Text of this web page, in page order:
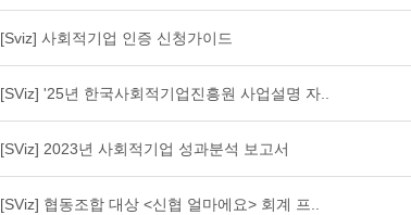
[Sviz] 사회적기업 인증 신청가이드
[SViz] '25년 한국사회적기업진흥원 사업설명 자..
[SViz] 2023년 사회적기업 성과분석 보고서
[SViz] 협동조합 대상 <신협 얼마에요> 회계 프..